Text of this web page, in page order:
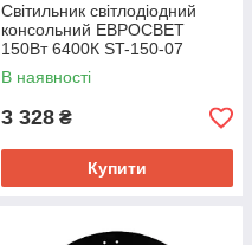
Світильник світлодіодний
консольний ЕВРОСВЕТ
150Вт 6400К ST-150-07
13500Лм IP65
В наявності
3 328 ₴
Купити